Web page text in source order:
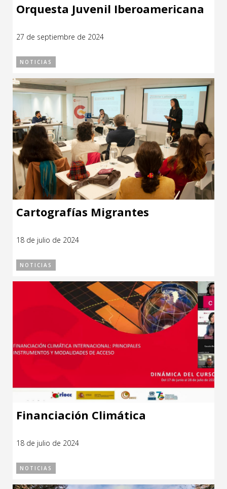
Orquesta Juvenil Iberoamericana
27 de septiembre de 2024
NOTICIAS
Cartografías Migrantes
18 de julio de 2024
NOTICIAS
Financiación Climática
18 de julio de 2024
NOTICIAS